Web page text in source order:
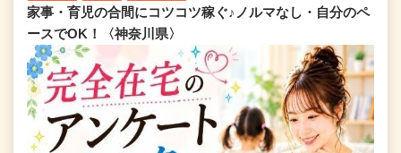
家事・育児の合間にコツコツ稼ぐ♪ノルマなし・自分のペ
ースでOK！〈神奈川県〉